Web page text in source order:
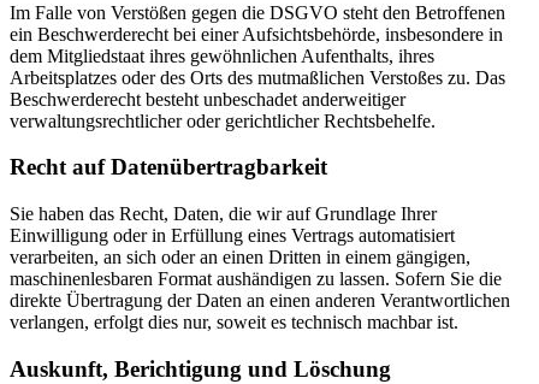
Im Falle von Verstößen gegen die DSGVO steht den Betroffenen
ein Beschwerderecht bei einer Aufsichtsbehörde, insbesondere in
dem Mitgliedstaat ihres gewöhnlichen Aufenthalts, ihres
Arbeitsplatzes oder des Orts des mutmaßlichen Verstoßes zu. Das
Beschwerderecht besteht unbeschadet anderweitiger
verwaltungsrechtlicher oder gerichtlicher Rechtsbehelfe.
Recht auf Daten­übertrag­barkeit
Sie haben das Recht, Daten, die wir auf Grundlage Ihrer
Einwilligung oder in Erfüllung eines Vertrags automatisiert
verarbeiten, an sich oder an einen Dritten in einem gängigen,
maschinenlesbaren Format aushändigen zu lassen. Sofern Sie die
direkte Übertragung der Daten an einen anderen Verantwortlichen
verlangen, erfolgt dies nur, soweit es technisch machbar ist.
Auskunft, Berichtigung und Löschung